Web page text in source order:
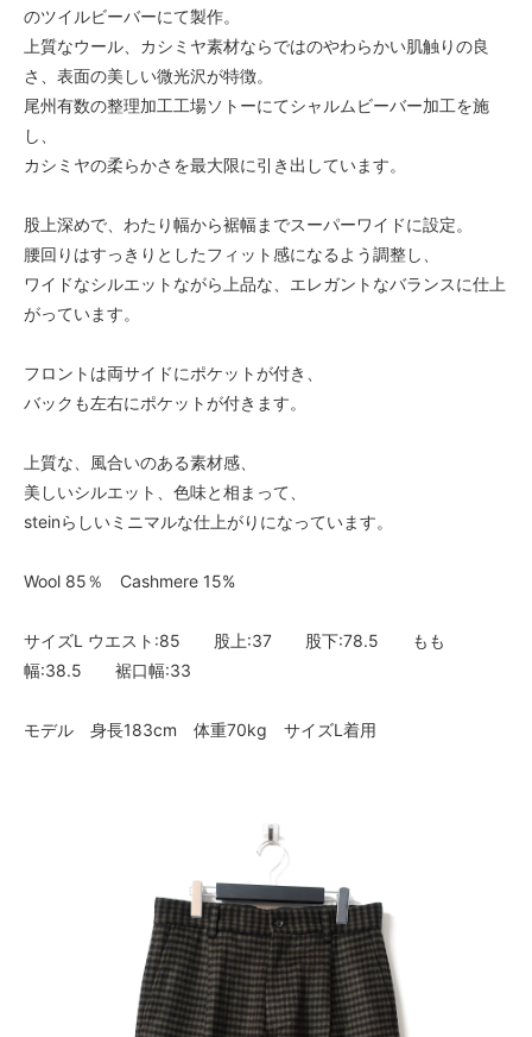
のツイルビーバーにて製作。
上質なウール、カシミヤ素材ならではのやわらかい肌触りの良
さ、表面の美しい微光沢が特徴。
尾州有数の整理加工工場ソトーにてシャルムビーバー加工を施
し、
カシミヤの柔らかさを最大限に引き出しています。
股上深めで、わたり幅から裾幅までスーパーワイドに設定。
腰回りはすっきりとしたフィット感になるよう調整し、
ワイドなシルエットながら上品な、エレガントなバランスに仕上
がっています。
フロントは両サイドにポケットが付き、
バックも左右にポケットが付きます。
上質な、風合いのある素材感、
美しいシルエット、色味と相まって、
steinらしいミニマルな仕上がりになっています。
Wool 85％ Cashmere 15%
サイズL ウエスト:85 股上:37 股下:78.5 もも
幅:38.5 裾口幅:33
モデル 身長183cm 体重70kg サイズL着用